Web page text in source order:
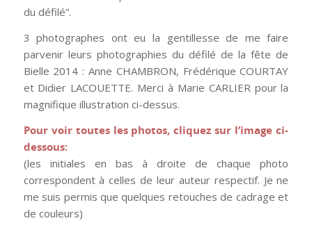
du défilé”.
3 photographes ont eu la gentillesse de me faire
parvenir leurs photographies du défilé de la fête de
Bielle 2014 : Anne CHAMBRON, Frédérique COURTAY
et Didier LACOUETTE. Merci à Marie CARLIER pour la
magnifique illustration ci-dessus.
Pour voir toutes les photos, cliquez sur l’image ci-
dessous:
(les initiales en bas à droite de chaque photo
correspondent à celles de leur auteur respectif. Je ne
me suis permis que quelques retouches de cadrage et
de couleurs)